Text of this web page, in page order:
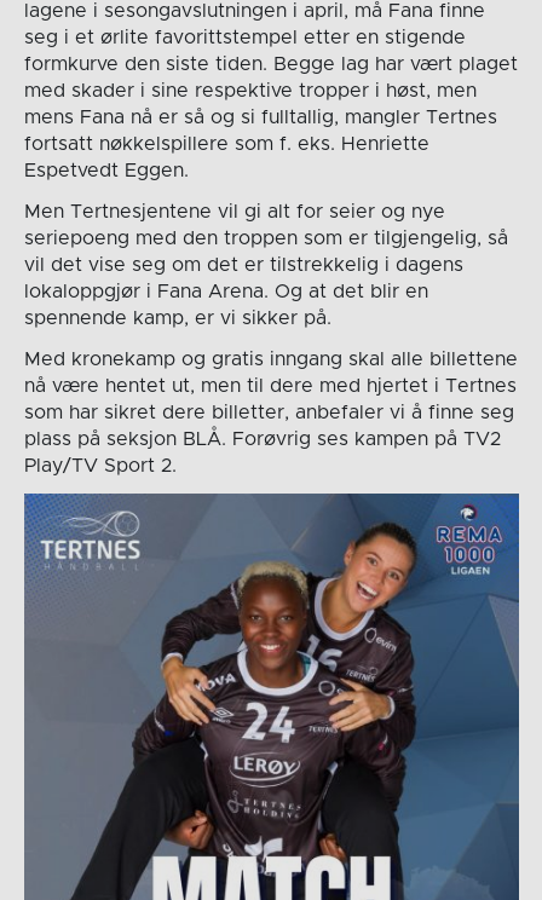
lagene i sesongavslutningen i april, må Fana finne
seg i et ørlite favorittstempel etter en stigende
formkurve den siste tiden. Begge lag har vært plaget
med skader i sine respektive tropper i høst, men
mens Fana nå er så og si fulltallig, mangler Tertnes
fortsatt nøkkelspillere som f. eks. Henriette
Espetvedt Eggen.
Men Tertnesjentene vil gi alt for seier og nye
seriepoeng med den troppen som er tilgjengelig, så
vil det vise seg om det er tilstrekkelig i dagens
lokaloppgjør i Fana Arena. Og at det blir en
spennende kamp, er vi sikker på.
Med kronekamp og gratis inngang skal alle billettene
nå være hentet ut, men til dere med hjertet i Tertnes
som har sikret dere billetter, anbefaler vi å finne seg
plass på seksjon BLÅ. Forøvrig ses kampen på TV2
Play/TV Sport 2.